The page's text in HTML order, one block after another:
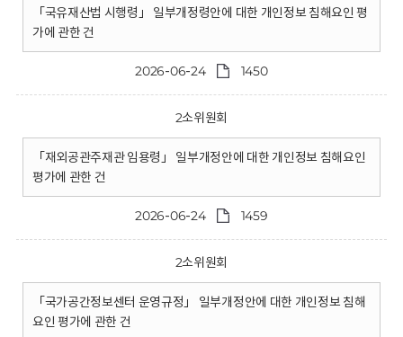
「국유재산법 시행령」 일부개정령안에 대한 개인정보 침해요인 평
가에 관한 건
2026-06-24 1450
2소위원회
「재외공관주재관 임용령」 일부개정안에 대한 개인정보 침해요인
평가에 관한 건
2026-06-24 1459
2소위원회
「국가공간정보센터 운영규정」 일부개정안에 대한 개인정보 침해
요인 평가에 관한 건